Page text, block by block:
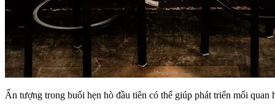
Ấn tượng trong buổi hẹn hò đầu tiên có thể giúp phát triển mối quan